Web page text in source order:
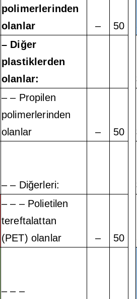
polimerlerinden
olanlar
– 50
– Diğer
plastiklerden
olanlar:
– – Propilen
polimerlerinden
olanlar
– 50
– – Diğerleri:
– – – Polietilen
tereftalattan
(PET) olanlar
– 50
– – –